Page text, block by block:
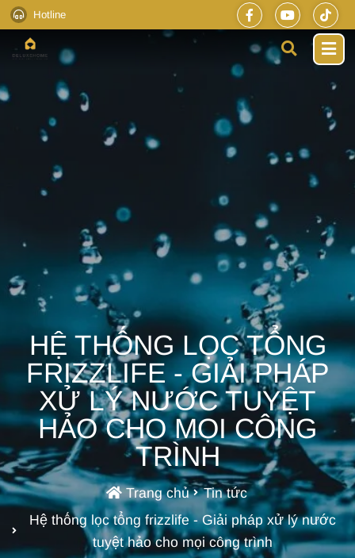
Hotline
HỆ THỐNG LỌC TỔNG
FRIZZLIFE - GIẢI PHÁP
XỬ LÝ NƯỚC TUYỆT
HẢO CHO MỌI CÔNG
TRÌNH
Trang chủ
Tin tức
Hệ thống lọc tổng frizzlife - Giải pháp xử lý nước
tuyệt hảo cho mọi công trình